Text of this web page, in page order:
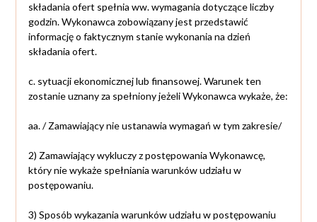
składania ofert spełnia ww. wymagania dotyczące liczby
godzin. Wykonawca zobowiązany jest przedstawić
informację o faktycznym stanie wykonania na dzień
składania ofert.
c. sytuacji ekonomicznej lub finansowej. Warunek ten
zostanie uznany za spełniony jeżeli Wykonawca wykaże, że:
aa. / Zamawiający nie ustanawia wymagań w tym zakresie/
2) Zamawiający wykluczy z postępowania Wykonawcę,
który nie wykaże spełniania warunków udziału w
postępowaniu.
3) Sposób wykazania warunków udziału w postępowaniu